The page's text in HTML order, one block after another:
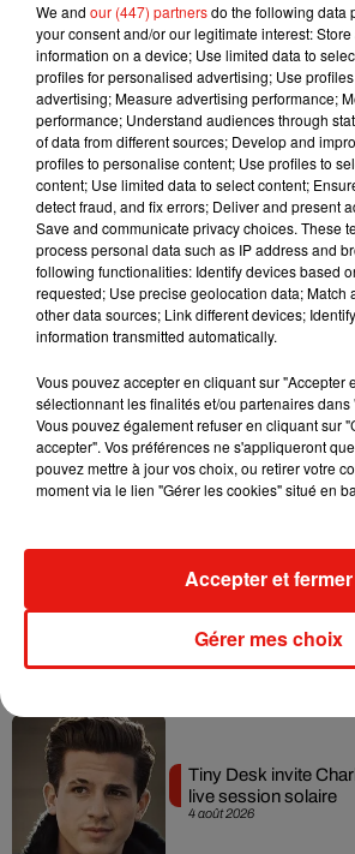
7 août 2026
7 août 2026
Madonna sort enfin
Sensation » avec
7 août 2026
Tayc et Didi B
dansant de l’année
7 août 2026
Angèle et Amélie
collaboration tant
Benny Blanco invite
Becky G sur son
4 août 2026
Tiny Desk invite
live session solaire
We and our (447) partnersdo the following data
your consent and/or our legitimate interest:
information on a device; Use limited data to
profiles for personalised advertising; Use
advertising; Measure advertising performance;
performance; Understand audiences through
of data from different sources; Develop and
profiles to personalise content; Use profiles to
content; Use limited data to select content;
detect fraud, and fix errors; Deliver and present
Save and communicate privacy choices. These
process personal data such as IP address and
following functionalities: Identify devices based
requested; Use precise geolocation data; Match
other data sources; Link different devices;
information transmitted automatically.
Vous pouvez accepter en cliquant sur "Accepter
sélectionnant les finalités et/ou partenaires dans
Vous pouvez également refuser en cliquant sur
accepter". Vos préférences ne s'appliqueront
pouvez mettre à jour vos choix, ou retirer votre
moment via le lien "Gérer les cookies" situé en
Gérer mes choix
Accepter et fermer